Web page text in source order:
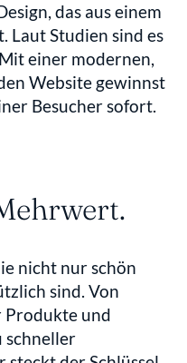
das aus einem
Laut Studien sind es
einer modernen,
Website gewinnst
Besucher sofort.
nicht nur schön
sind. Von
und
schneller